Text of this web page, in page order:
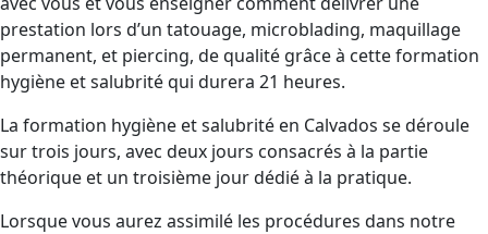
prestation lors d’un tatouage, microblading, maquillage
permanent, et piercing, de qualité grâce à cette formation
hygiène et salubrité qui durera 21 heures.
La formation hygiène et salubrité en Calvados se déroule
sur trois jours, avec deux jours consacrés à la partie
théorique et un troisième jour dédié à la pratique.
Lorsque vous aurez assimilé les procédures dans notre